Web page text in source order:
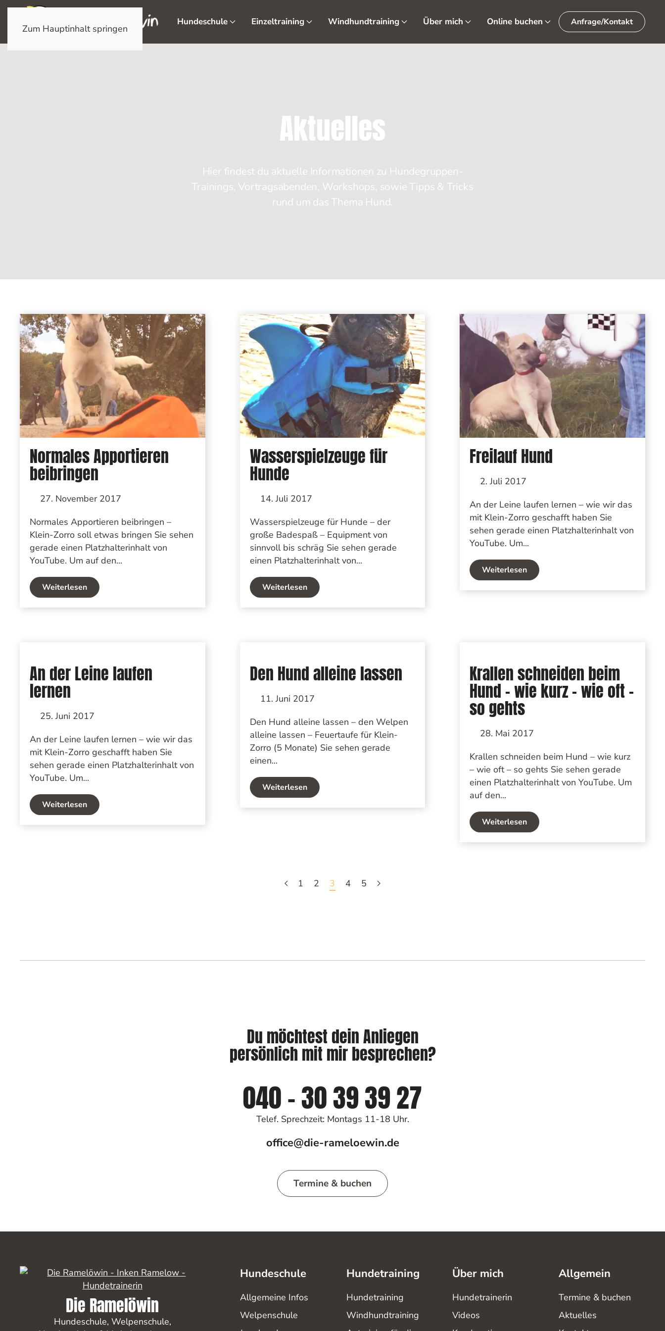
Zum Hauptinhalt springen
Hundeschule Einzeltraining Windhundtraining Über mich Online buchen Anfrage/Kontakt
Aktuelles
Hier findest du aktuelle Informationen zu Hundegruppen-
Trainings, Vortragsabenden, Workshops, sowie Tipps & Tricks
rund um das Thema Hund.
Normales Apportieren
beibringen
27. November 2017
Normales Apportieren beibringen –
Klein-Zorro soll etwas bringen Sie sehen
gerade einen Platzhalterinhalt von
YouTube. Um auf den...
Weiterlesen
Wasserspielzeuge für
Hunde
14. Juli 2017
Wasserspielzeuge für Hunde – der
große Badespaß – Equipment von
sinnvoll bis schräg Sie sehen gerade
einen Platzhalterinhalt von...
Weiterlesen
Freilauf Hund
2. Juli 2017
An der Leine laufen lernen – wie wir das
mit Klein-Zorro geschafft haben Sie
sehen gerade einen Platzhalterinhalt von
YouTube. Um...
Weiterlesen
An der Leine laufen
lernen
25. Juni 2017
An der Leine laufen lernen – wie wir das
mit Klein-Zorro geschafft haben Sie
sehen gerade einen Platzhalterinhalt von
YouTube. Um...
Weiterlesen
Den Hund alleine lassen
11. Juni 2017
Den Hund alleine lassen – den Welpen
alleine lassen – Feuertaufe für Klein-
Zorro (5 Monate) Sie sehen gerade
einen...
Weiterlesen
Krallen schneiden beim
Hund – wie kurz – wie oft –
so gehts
28. Mai 2017
Krallen schneiden beim Hund – wie kurz
– wie oft – so gehts Sie sehen gerade
einen Platzhalterinhalt von YouTube. Um
auf den...
Weiterlesen
1 2 3 4 5
Du möchtest dein Anliegen
persönlich mit mir besprechen?
040 - 30 39 39 27
Telef. Sprechzeit: Montags 11-18 Uhr.
office@die-rameloewin.de
Termine & buchen
Die Ramelöwin
Hundeschule, Welpenschule,
Hundeschule
Allgemeine Infos
Welpenschule
Hundetraining
Hundetraining
Windhundtraining
Über mich
Hundetrainerin
Videos
Allgemein
Termine & buchen
Aktuelles